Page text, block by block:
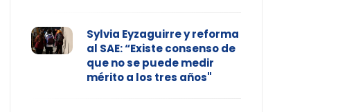
Sylvia Eyzaguirre y reforma
al SAE: “Existe consenso de
que no se puede medir
mérito a los tres años"